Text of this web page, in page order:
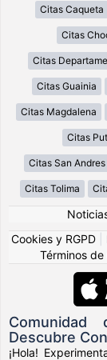
Citas Caqueta
Citas
Citas
Citas Guainia
Citas Magdalena
Citas
Citas San
Citas Tolima
Cookies y RGPD
Términos de
Descubre
¡Hola!